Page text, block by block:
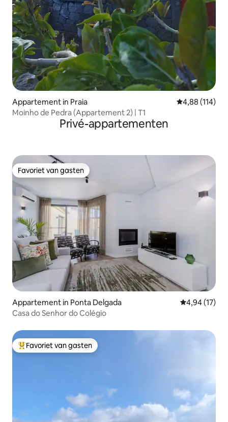
Appartement in Praia Gemiddelde
4,88 (114)
Moinho de Pedra (Appartement 2) | T1
Privé-appartementen
Favoriet van gasten
Favoriet van gasten
Appartement in Ponta Delgada Gemiddelde
4,94 (17)
Casa do Senhor do Colégio
Topfavoriet van gasten
Favoriet van gasten